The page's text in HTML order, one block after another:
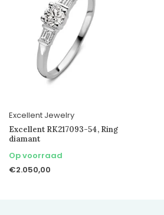
Excellent Jewelry
Excellent RK217093-54, Ring
diamant
Op voorraad
€2.050,00